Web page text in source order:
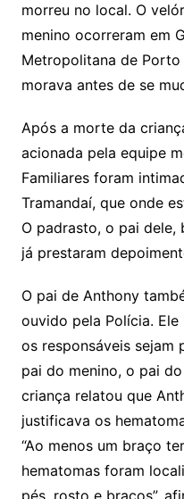
morreu no local. O
menino ocorreram em
Metropolitana de
morava antes de se
Após a morte da
acionada pela equipe
Familiares foram
Tramandaí, que onde
O padrasto, o pai dele,
já prestaram
O pai de Anthony
ouvido pela Polícia.
os responsáveis sejam
pai do menino, o pai
criança relatou que
justificava os
“Ao menos um braço
hematomas foram